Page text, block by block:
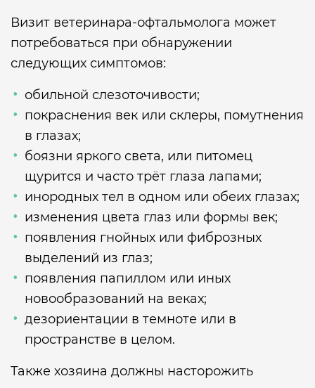
Визит ветеринара-офтальмолога может
потребоваться при обнаружении
следующих симптомов:
обильной слезоточивости;
покраснения век или склеры, помутнения
в глазах;
боязни яркого света, или питомец
щурится и часто трёт глаза лапами;
инородных тел в одном или обеих глазах;
изменения цвета глаз или формы век;
появления гнойных или фиброзных
выделений из глаз;
появления папиллом или иных
новообразований на веках;
дезориентации в темноте или в
пространстве в целом.
Также хозяина должны насторожить